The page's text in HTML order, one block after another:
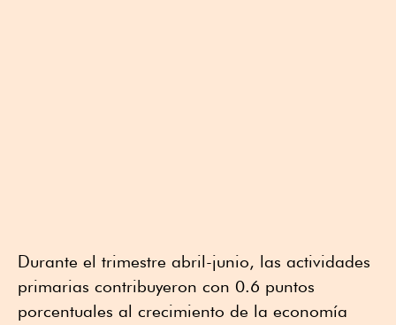
Durante el trimestre abril-junio, las actividades
primarias contribuyeron con 0.6 puntos
porcentuales al crecimiento de la economía